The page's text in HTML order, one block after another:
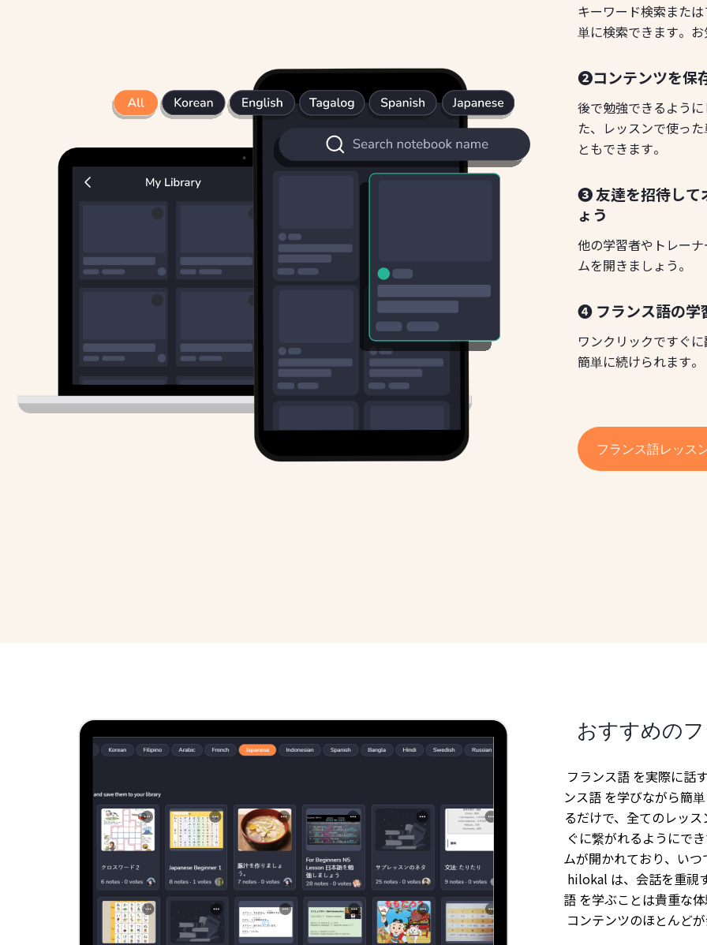
キーワード検索また
単に検索できます。
❷コンテンツを保
後で勉強できるよう
た、レッスンで使っ
ともできます。
❸ 友達を招待して
ょう
他の学習者やトレー
ムを開きましょう。
❹ フランス語の学
ワンクリックですぐ
簡単に続けられます。
フランス語レッス
おすすめの
フランス語 を実際に話
ンス語 を学びながら簡
るだけで、全てのレッ
ぐに繋がれるようにで
ムが開かれており、い
hilokal は、会話を重視
語 を学ぶことは貴重な
コンテンツのほとんど